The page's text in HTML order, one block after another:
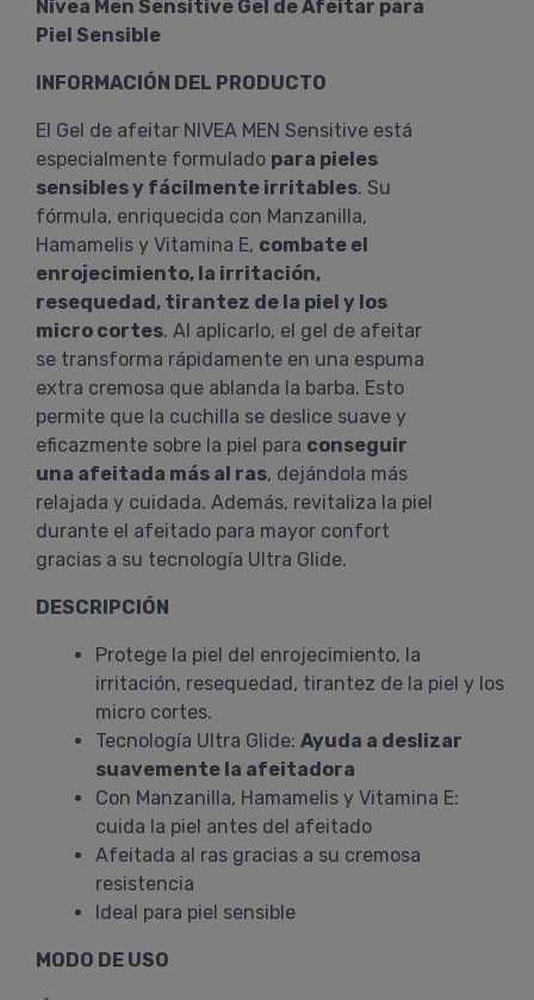
Nivea Men Sensitive Gel de Afeitar para
Piel Sensible
INFORMACIÓN DEL PRODUCTO
El Gel de afeitar NIVEA MEN Sensitive está
especialmente formulado para pieles
sensibles y fácilmente irritables. Su
fórmula, enriquecida con Manzanilla,
Hamamelis y Vitamina E, combate el
enrojecimiento, la irritación,
resequedad, tirantez de la piel y los
micro cortes. Al aplicarlo, el gel de afeitar
se transforma rápidamente en una espuma
extra cremosa que ablanda la barba. Esto
permite que la cuchilla se deslice suave y
eficazmente sobre la piel para conseguir
una afeitada más al ras, dejándola más
relajada y cuidada. Además, revitaliza la piel
durante el afeitado para mayor confort
gracias a su tecnología Ultra Glide.
DESCRIPCIÓN
Protege la piel del enrojecimiento, la
irritación, resequedad, tirantez de la piel y los
micro cortes.
Tecnología Ultra Glide: Ayuda a deslizar
suavemente la afeitadora
Con Manzanilla, Hamamelis y Vitamina E:
cuida la piel antes del afeitado
Afeitada al ras gracias a su cremosa
resistencia
Ideal para piel sensible
MODO DE USO